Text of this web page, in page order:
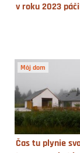
v roku 2023
Môj dom
Čas tu plynie